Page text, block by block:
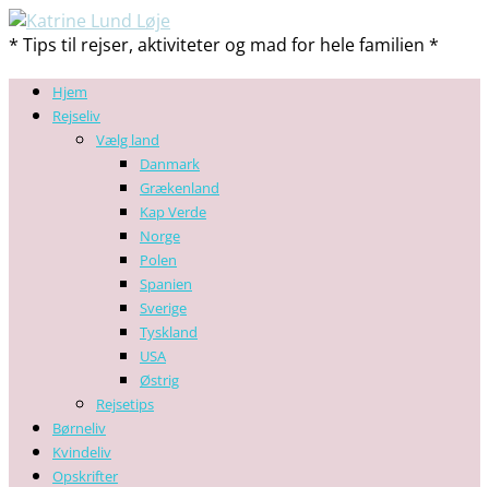
* Tips til rejser, aktiviteter og mad for hele familien *
Hjem
Rejseliv
Vælg land
Danmark
Grækenland
Kap Verde
Norge
Polen
Spanien
Sverige
Tyskland
USA
Østrig
Rejsetips
Børneliv
Kvindeliv
Opskrifter